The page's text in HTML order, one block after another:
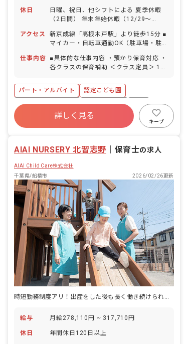
休日
日曜、祝日、他シフトによる 夏季休暇
（2日間） 年末年始休暇（12/29～
位での取得可／1時間単位での取得可／5
日以上の連休相談OK） 産前産後・育児
休暇（取得率100％・復帰率100％）
アクセス
新京成線「高根木戸駅」より徒歩15分 ■
マイカー・自転車通勤OK（駐車場・駐
仕事内容
■具体的な仕事内容 ・預かり保育対応 ・
各クラスの保育補助 ＜クラス定員＞ 1歳
児クラス 60名 4歳児クラス 60名 5歳
児クラス 60名 ■保育のこだわり ・子
どもたちの主体性を大切にし、一人ひと
りの心に寄り添った保育をしています。
・緑豊かな園庭、うさぎやちゃぼなどの
パート・アルバイト
認定こども園
ボーナス・賞与あり
社会保険完備
有給
昇給昇進あり
産休育休制度
詳しく見る
キープ
AIAI NURSERY 北習志野 保育士の求人
AIAI Child Care株式会社
千葉県/船橋市
2026/02/26更新
時短勤務制度アリ！出産をした後も長く働き続けられる職場です。
給与 月給278,110円 ~ 317,710円
休日 年間休日120日以上